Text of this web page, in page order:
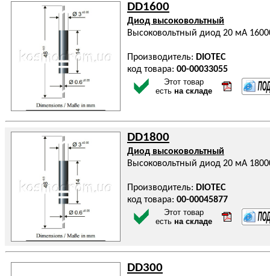
DD1600
Диод высоковольтный
Высоковольтный диод 20 мА
Производитель: DIOTEC
код товара: 00-00033055
Этот товар
есть на складе
DD1800
Диод высоковольтный
Высоковольтный диод 20 мА
Производитель: DIOTEC
код товара: 00-00045877
Этот товар
есть на складе
DD300